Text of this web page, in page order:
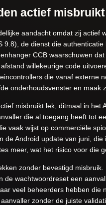
actief misbruikt
aandacht omdat zij actief
9.8), de dienst die
CCB waarschuwen
willekeurige code
die vanaf externe
onderhoudsvenster en maak
misbruikt lek, ditmaal in
die al toegang heeft tot
vaak wijst op commerciële
de Android update van juni,
meer, wat het risico voor die
zonder bevestigd
de wachtwoordreset een
veel beheerders hebben
zonder de juiste